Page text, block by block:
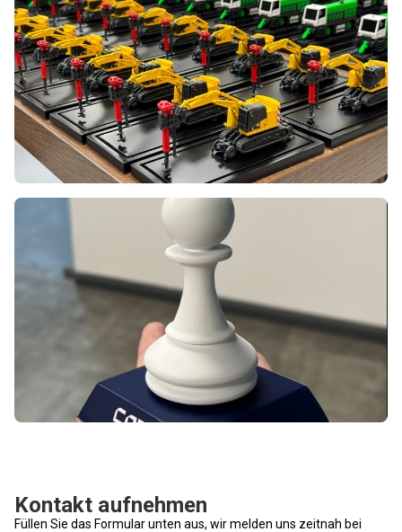
Kontakt aufnehmen
Füllen Sie das Formular unten aus, wir melden uns zeitnah bei